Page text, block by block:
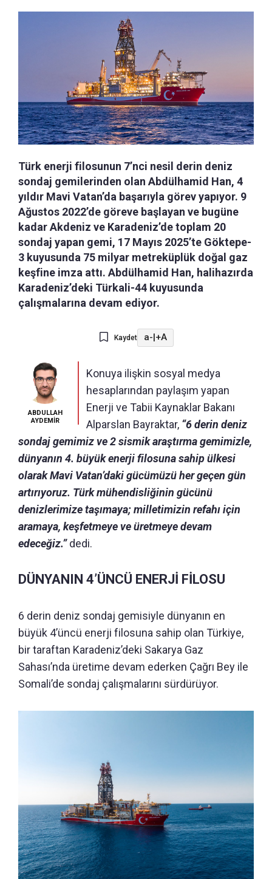
Türk enerji filosunun 7’nci nesil derin deniz
sondaj gemilerinden olan Abdülhamid Han, 4
yıldır Mavi Vatan’da başarıyla görev yapıyor. 9
Ağustos 2022’de göreve başlayan ve bugüne
kadar Akdeniz ve Karadeniz’de toplam 20
sondaj yapan gemi, 17 Mayıs 2025’te Göktepe-
3 kuyusunda 75 milyar metreküplük doğal gaz
keşfine imza attı. Abdülhamid Han, halihazırda
Karadeniz’deki Türkali-44 kuyusunda
çalışmalarına devam ediyor.
Kaydet a-|+A
ABDULLAH
AYDEMİR
Konuya ilişkin sosyal medya
hesaplarından paylaşım yapan
Enerji ve Tabii Kaynaklar Bakanı
Alparslan Bayraktar, “6 derin deniz
sondaj gemimiz ve 2 sismik araştırma gemimizle,
dünyanın 4. büyük enerji filosuna sahip ülkesi
olarak Mavi Vatan’daki gücümüzü her geçen gün
artırıyoruz. Türk mühendisliğinin gücünü
denizlerimize taşımaya; milletimizin refahı için
aramaya, keşfetmeye ve üretmeye devam
edeceğiz.”dedi.
DÜNYANIN 4’ÜNCÜ ENERJİ FİLOSU
6 derin deniz sondaj gemisiyle dünyanın en
büyük 4’üncü enerji filosuna sahip olan Türkiye,
bir taraftan Karadeniz’deki Sakarya Gaz
Sahası’nda üretime devam ederken Çağrı Bey ile
Somali’de sondaj çalışmalarını sürdürüyor.